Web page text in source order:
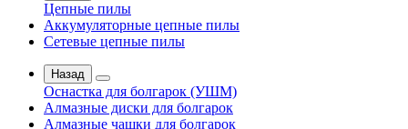
Цепные пилы
Аккумуляторные цепные пилы
Сетевые цепные пилы
Назад
Оснастка для болгарок (УШМ)
Алмазные диски для болгарок
Алмазные чашки для болгарок